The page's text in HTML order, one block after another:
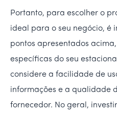
Portanto, para escolher o
ideal para o seu negócio, é
pontos apresentados
específicas do seu
considere a facilidade de
informações e a qualidade
fornecedor. No geral,